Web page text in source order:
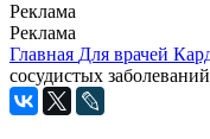
Реклама
Реклама
Главная Для врачей
сосудистых заболеваний